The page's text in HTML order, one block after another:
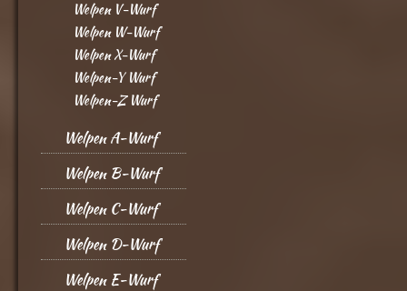
Welpen V-Wurf
Welpen W-Wurf
Welpen X-Wurf
Welpen-Y Wurf
Welpen-Z Wurf
Welpen A-Wurf
Welpen B-Wurf
Welpen C-Wurf
Welpen D-Wurf
Welpen E-Wurf